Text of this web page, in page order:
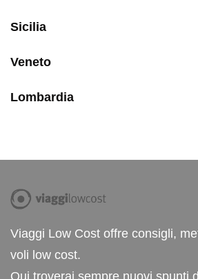
Sicilia
Veneto
Lombardia
Viaggi Low Cost offre consigli,
voli low cost.
Qui troverai sempre nuovi spunti